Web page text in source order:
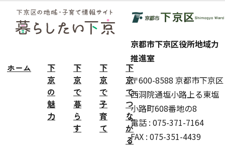
フッ
ター
ホーム
下
京
の
魅
力
下
京
で
暮
ら
す
下
京
で
子
育
て
下
京
で
つ
な
が
る
京都市下京区役所地域力
推進室
〒600-8588 京都市下京区
西洞院通塩小路上る東塩
小路町608番地の8
電話 : 075-371-7164
FAX : 075-351-4439